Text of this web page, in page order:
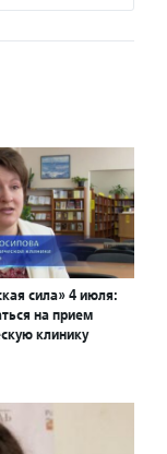
сила» 4 июля:
на прием
клинику